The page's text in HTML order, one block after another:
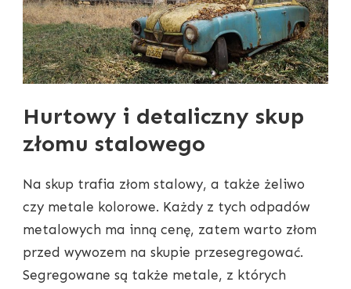
Hurtowy i detaliczny skup
złomu stalowego
Na skup trafia złom stalowy, a także żeliwo
czy metale kolorowe. Każdy z tych odpadów
metalowych ma inną cenę, zatem warto złom
przed wywozem na skupie przesegregować.
Segregowane są także metale, z których